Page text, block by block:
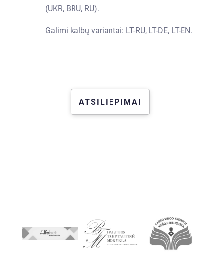
(UKR, BRU, RU).
Galimi kalbų variantai: LT-RU, LT-DE, LT-EN.
ATSILIEPIMAI